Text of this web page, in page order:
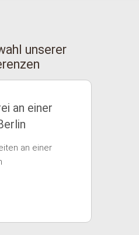
unserer
an einer
an einer